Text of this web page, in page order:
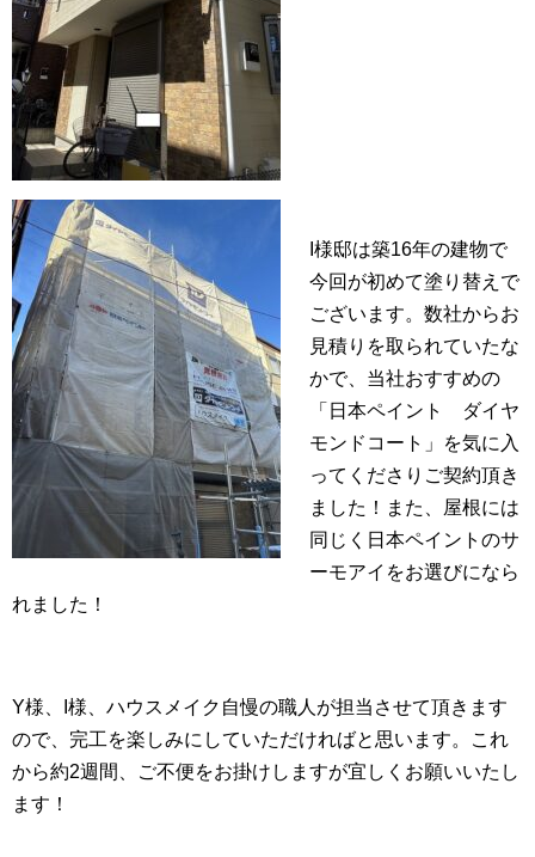
I様邸は築16年の建物で
今回が初めて塗り替えで
ございます。数社からお
見積りを取られていたな
かで、当社おすすめの
「日本ペイント ダイヤ
モンドコート」を気に入
ってくださりご契約頂き
ました！また、屋根には
同じく日本ペイントのサ
ーモアイをお選びになら
れました！
Y様、I様、ハウスメイク自慢の職人が担当させて頂きます
ので、完工を楽しみにしていただければと思います。これ
から約2週間、ご不便をお掛けしますが宜しくお願いいたし
ます！